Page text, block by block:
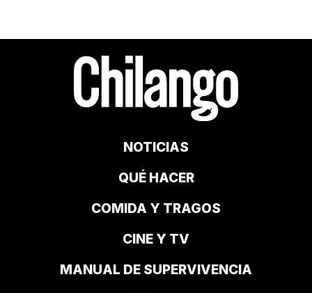
NOTICIAS
QUÉ HACER
COMIDA Y TRAGOS
CINE Y TV
MANUAL DE SUPERVIVENCIA